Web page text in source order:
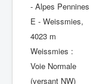
- Alpes Pennines
E - Weissmies,
4023 m
Weissmies :
Voie Normale
(versant NW)